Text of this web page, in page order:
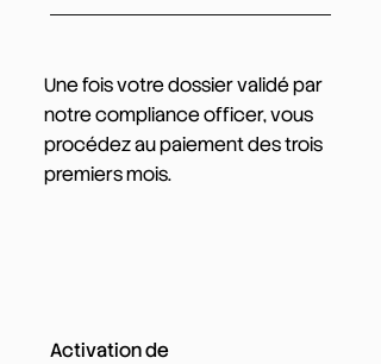
Une fois votre dossier validé par
notre compliance officer, vous
procédez au paiement des trois
premiers mois.
Activation de